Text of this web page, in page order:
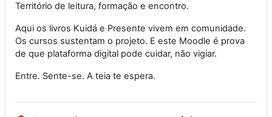
Território de leitura, formação e encontro.
Aqui os livros Kuidá e Presente vivem em comunidade.
Os cursos sustentam o projeto. E este Moodle é prova
de que plataforma digital pode cuidar, não vigiar.
Entre. Sente-se. A teia te espera.